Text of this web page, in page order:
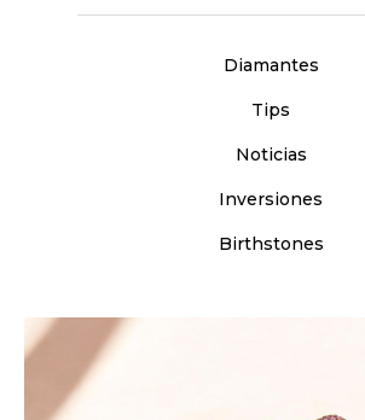
Diamantes
Tips
Noticias
Inversiones
Birthstones